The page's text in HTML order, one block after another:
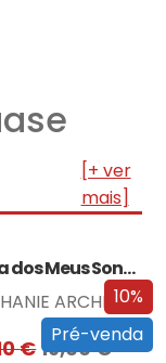
[+ ver
mais]
10%
Pré-venda
A Miúda dos Meus Sonhos – Edição…
ARCHER
€19,00€